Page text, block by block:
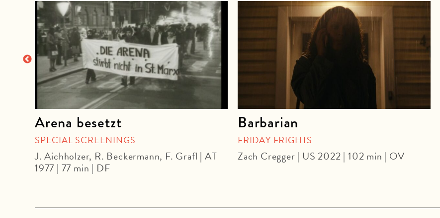
Arena besetzt
SPECIAL SCREENINGS
J. Aichholzer, R. Beckermann, F. Grafl | AT
1977 | 77 min | DF
Barbarian
FRIDAY FRIGHTS
Zach Cregger | US 2022 | 102 min | OV